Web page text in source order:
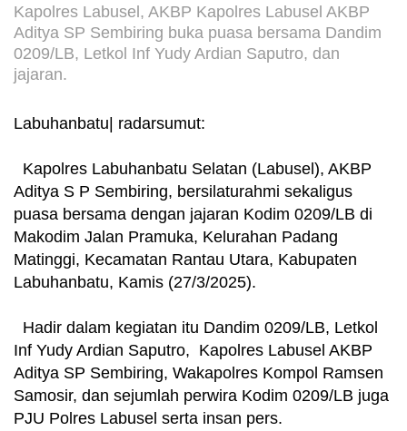
Kapolres Labusel, AKBP Kapolres Labusel AKBP
Aditya SP Sembiring buka puasa bersama Dandim
0209/LB, Letkol Inf Yudy Ardian Saputro, dan
jajaran.
Labuhanbatu| radarsumut:
Kapolres Labuhanbatu Selatan (Labusel), AKBP
Aditya S P Sembiring, bersilaturahmi sekaligus
puasa bersama dengan jajaran Kodim 0209/LB di
Makodim Jalan Pramuka, Kelurahan Padang
Matinggi, Kecamatan Rantau Utara, Kabupaten
Labuhanbatu, Kamis (27/3/2025).
Hadir dalam kegiatan itu Dandim 0209/LB, Letkol
Inf Yudy Ardian Saputro, Kapolres Labusel AKBP
Aditya SP Sembiring, Wakapolres Kompol Ramsen
Samosir, dan sejumlah perwira Kodim 0209/LB juga
PJU Polres Labusel serta insan pers.